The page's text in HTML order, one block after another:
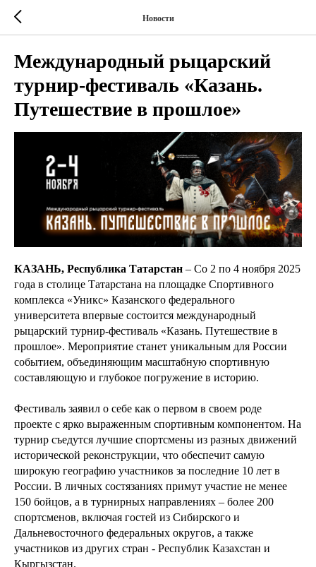
Новости
Международный рыцарский
турнир-фестиваль «Казань.
Путешествие в прошлое»
КАЗАНЬ, Республика Татарстан – Со 2 по 4 ноября 2025
года в столице Татарстана на площадке Спортивного
комплекса «Уникс» Казанского федерального
университета впервые состоится международный
рыцарский турнир-фестиваль «Казань. Путешествие в
прошлое». Мероприятие станет уникальным для России
событием, объединяющим масштабную спортивную
составляющую и глубокое погружение в историю.
Фестиваль заявил о себе как о первом в своем роде
проекте с ярко выраженным спортивным компонентом. На
турнир съедутся лучшие спортсмены из разных движений
исторической реконструкции, что обеспечит самую
широкую географию участников за последние 10 лет в
России. В личных состязаниях примут участие не менее
150 бойцов, а в турнирных направлениях – более 200
спортсменов, включая гостей из Сибирского и
Дальневосточного федеральных округов, а также
участников из других стран - Республик Казахстан и
Кыргызстан.